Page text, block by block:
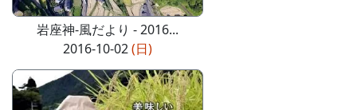
岩座神-風だより - 2016...
2016-10-02(日)